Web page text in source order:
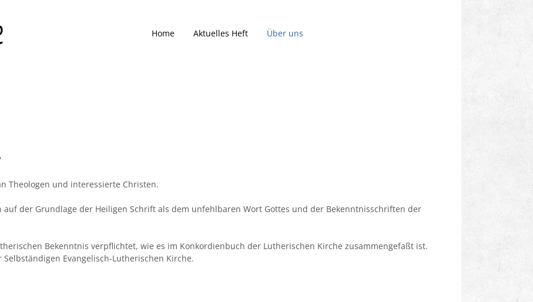
Home Aktuelles Heft Über uns
Theologen und interessierte Christen.
auf der Grundlage der Heiligen Schrift als dem unfehlbaren Wort Gottes und der Bekenntnisschriften der
Bekenntnis verpflichtet, wie es im Konkordienbuch der Lutherischen Kirche zusammengefaßt ist.
Evangelisch-Lutherischen Kirche.